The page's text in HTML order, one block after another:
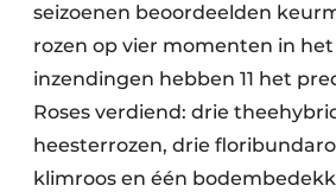
seizoenen beoordeelden
rozen op vier momenten in het
inzendingen hebben 11 het
Roses verdiend: drie
heesterrozen, drie
klimroos en één